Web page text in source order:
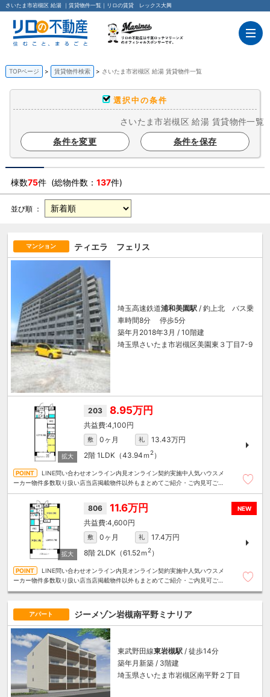
さいたま市岩槻区 給湯 ｜賃貸物件一覧｜リロの賃貸 レックス大興
TOPページ 賃貸物件検索 さいたま市岩槻区 給湯 賃貸物件一覧
選択中の条件
さいたま市岩槻区 給湯 賃貸物件一覧
条件を変更
条件を保存
棟数75件 (総物件数： 137件)
並び順 ：
マンション ティエラ フェリス
埼玉高速鉄道浦和美園駅 / 釣上北 バス乗
車時間8分 停歩5分
築年月2018年3月 / 10階建
埼玉県さいたま市岩槻区美園東３丁目7-9
203 8.95万円
4,100円
敷 0ヶ月 礼
13.43万円
2階 1LDK（43.94ｍ 2）
LINE問い合わせオンライン内見オンライン契約実施中人気ハウスメ
ーカー物件多数取り扱い店当店掲載物件以外もまとめてご紹介・ご内見可ご予
NEW
806 11.6万円
4,600円
敷 0ヶ月 礼
17.4万円
8階 2LDK（61.52ｍ 2）
LINE問い合わせオンライン内見オンライン契約実施中人気ハウスメ
ーカー物件多数取り扱い店当店掲載物件以外もまとめてご紹介・ご内見可ご予
アパート ジーメゾン岩槻南平野ミナリア
東武野田線東岩槻駅 / 徒歩14分
築年月新築 / 3階建
埼玉県さいたま市岩槻区南平野２丁目